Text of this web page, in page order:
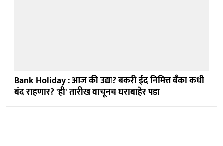
Bank Holiday : आज की उद्या? बकरी ईद निमित्त बँका कधी
बंद राहणार? 'ही' तारीख वाचूनच घराबाहेर पडा